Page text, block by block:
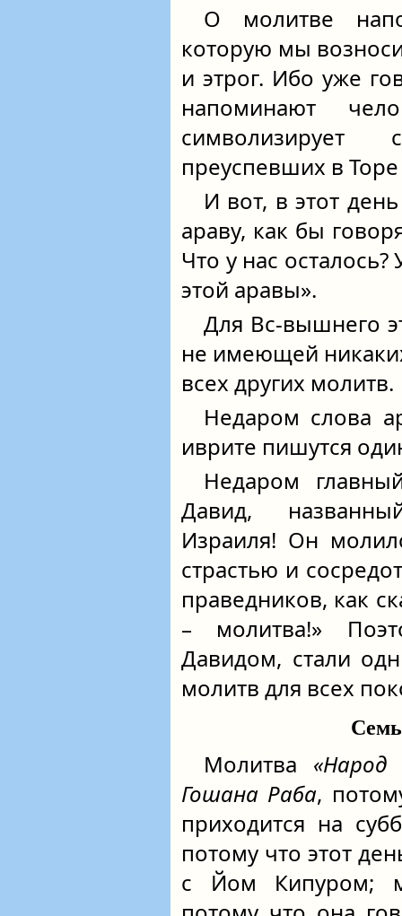
О молитве
которую мы
и этрог. Ибо уже
напоминают
преуспевших в
И вот, в этот
араву, как бы
Что у нас
этой аравы».
Для Вс-вышнего
не имеющей
всех других молитв.
Недаром слова
иврите пишутся
Недаром
Давид,
Израиля! Он
страстью и
праведников, как
– молитва!»
Давидом, стали
молитв для всех
Молитва «Народ
Гошана Раба,
приходится на
потому что этот
с Йом Кипуром;